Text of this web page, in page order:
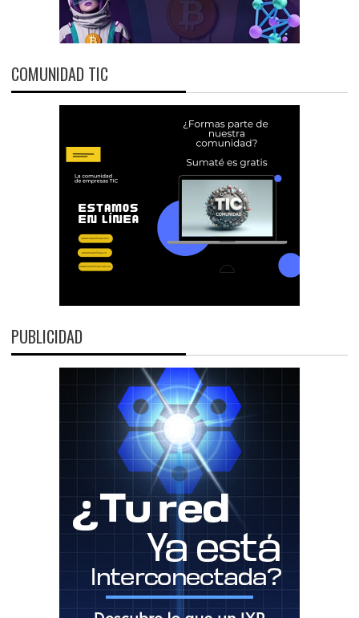
COMUNIDAD TIC
PUBLICIDAD